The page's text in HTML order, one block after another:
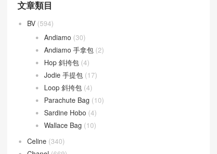
文章類目
(594)
Andiamo(30)
Andiamo 手拿包
Hop 斜挎包